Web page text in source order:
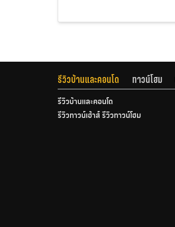
รีวิวบ้านและคอนโด ทาวน์โฮม
รีวิวบ้านและคอนโด
รีวิวทาวน์เฮ้าส์ รีวิวทาวน์โฮม